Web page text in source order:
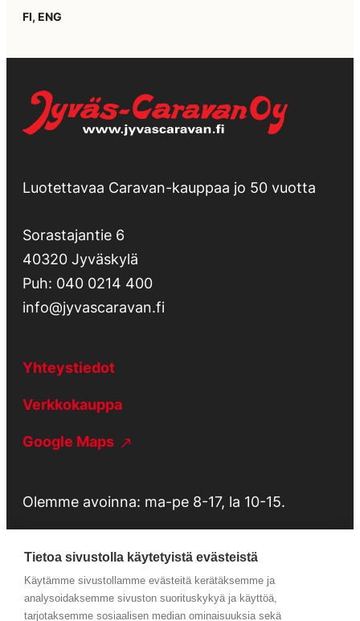
FI, ENG
Luotettavaa Caravan-kauppaa jo 50 vuotta
Sorastajantie 6
40320 Jyväskylä
Puh: 040 0214 400
info@jyvascaravan.fi
Yhteystiedot
Verkkokauppa
Google Maps
Olemme avoinna: ma-pe 8-17, la 10-15.
Tietosuojaseloste
Tietoa sivustolla käytetyistä evästeistä
Käytämme sivustollamme evästeitä kerätäksemme ja
analysoidaksemme sivuston suorituskykyä ja käyttöä,
tarjotaksemme sosiaalisen median ominaisuuksia sekä